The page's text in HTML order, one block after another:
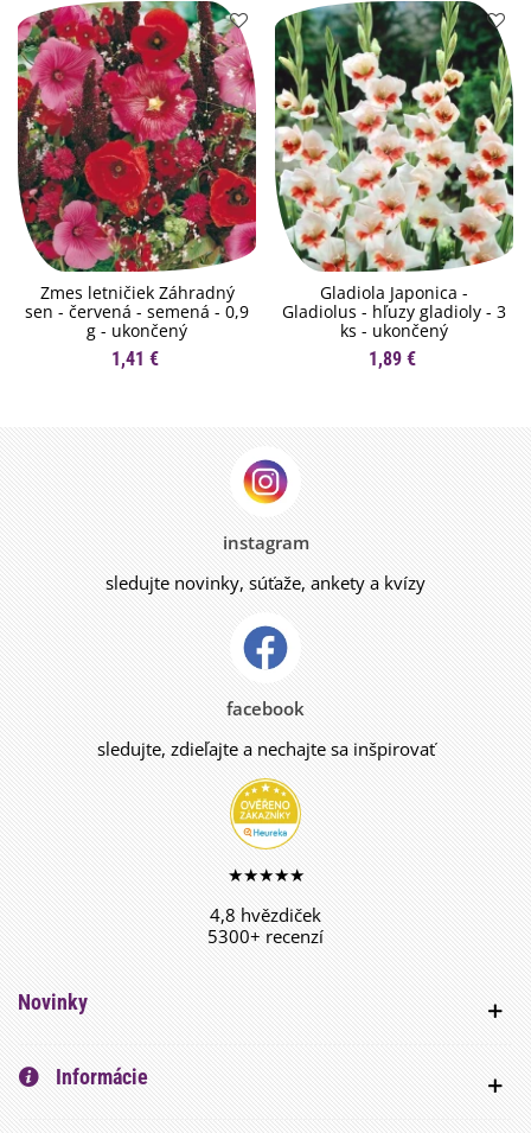
Zmes letničiek Záhradný
sen - červená - semená - 0,9
g - ukončený
1,41 €
Gladiola Japonica -
Gladiolus - hľuzy gladioly - 3
ks - ukončený
1,89 €
instagram
sledujte novinky, súťaže, ankety a kvízy
facebook
sledujte, zdieľajte a nechajte sa inšpirovať
★★★★★
4,8 hvězdiček
5300+ recenzí
Novinky
Informácie